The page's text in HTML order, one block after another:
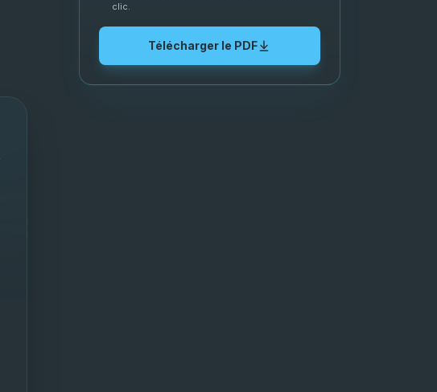
clic.
Télécharger le PDF